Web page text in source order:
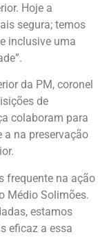
Hoje a
segura; temos
inclusive uma
da PM, coronel
de
colaboram para
na preservação
frequente na ação
Médio Solimões.
estamos
eficaz a essa